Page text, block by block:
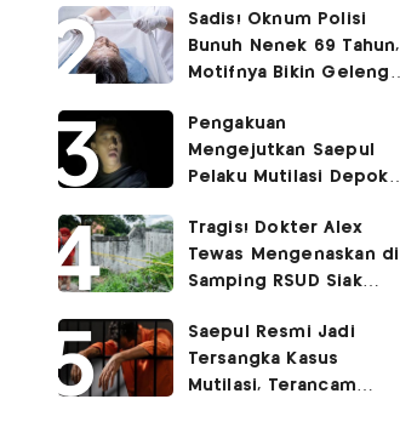
Pengembaliannya
Belum Utuh
Sadis! Oknum Polisi
Bunuh Nenek 69 Tahun,
Motifnya Bikin Geleng
Pengakuan
Mengejutkan Saepul
Pelaku Mutilasi Depok:
Korban di Kontrakan
Tragis! Dokter Alex
Tewas Mengenaskan di
Samping RSUD Siak
Rocuronium
Saepul Resmi Jadi
Tersangka Kasus
Mutilasi, Terancam